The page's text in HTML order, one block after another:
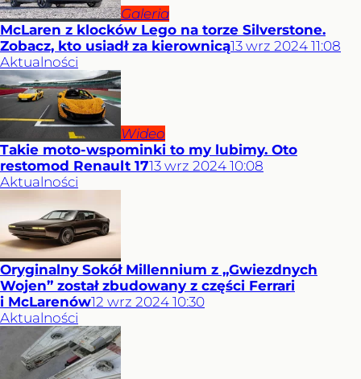
Galeria
McLaren z klocków Lego na torze Silverstone.
Zobacz, kto usiadł za kierownicą13 wrz 2024 11:08
Aktualności
Wideo
Takie moto-wspominki to my lubimy. Oto
restomod Renault 1713 wrz 2024 10:08
Aktualności
Oryginalny Sokół Millennium z „Gwiezdnych
Wojen” został zbudowany z części Ferrari
i McLarenów12 wrz 2024 10:30
Aktualności